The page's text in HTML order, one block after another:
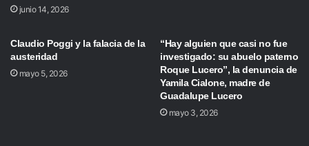
junio 14, 2026
Claudio Poggi y la falacia de la
austeridad
mayo 5, 2026
“Hay alguien que casi no fue
investigado: su abuelo paterno
Roque Lucero”, la denuncia de
Yamila Cialone, madre de
Guadalupe Lucero
mayo 3, 2026